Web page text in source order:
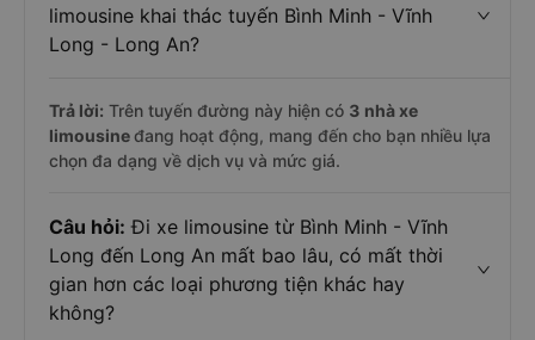
limousine khai thác tuyến Bình Minh - Vĩnh
Long - Long An?
Trả lời: Trên tuyến đường này hiện có 3 nhà xe
limousineđang hoạt động, mang đến cho bạn nhiều lựa
chọn đa dạng về dịch vụ và mức giá.
Câu hỏi: Đi xe limousine từ Bình Minh - Vĩnh
Long đến Long An mất bao lâu, có mất thời
gian hơn các loại phương tiện khác hay
không?